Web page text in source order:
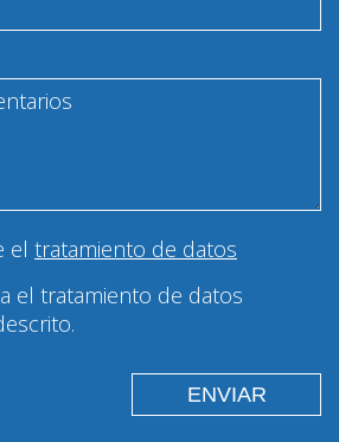
el tratamiento de datos
el tratamiento de datos